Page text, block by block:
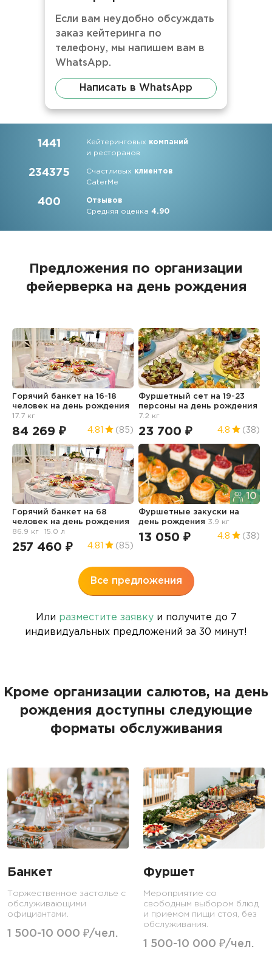
Если вам неудобно обсуждать
заказ кейтеринга по
телефону, мы напишем вам в
WhatsApp.
Написать в WhatsApp
1441 Кейтеринговых компаний
и ресторанов
234375 Счастливых клиентов
CaterMe
400
Отзывов
Средняя оценка4.90
Предложения по организации
фейерверка на день рождения
Горячий банкет на 16-18
человек на день рождения
17.7 кг
84 269 ₽ 4.81 (85)
Фуршетный сет на 19-23
персоны на день рождения
7.2 кг
23 700 ₽ 4.8 (38)
Горячий банкет на 68
человек на день рождения
86.9 кг
15.0 л
257 460 ₽ 4.81 (85)
10
Фуршетные закуски на
день рождения 3.9 кг
13 050 ₽ 4.8 (38)
Все предложения
Или разместите заявкуи получите до 7
индивидуальных предложений за 30 минут!
Кроме организации салютов, на день
рождения доступны следующие
форматы обслуживания
Банкет
Торжественное застолье с
обслуживающими
официантами.
1 500-10 000 ₽/чел.
Фуршет
Мероприятие со
свободным выбором блюд
и приемом пищи стоя, без
обслуживания.
1 500-10 000 ₽/чел.